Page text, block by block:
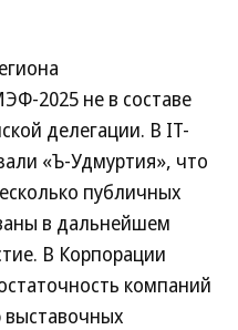
2025 не в составе
делегации. В IT-
«Ъ-Удмуртия», что
публичных
в дальнейшем
В Корпорации
компаний
выставочных